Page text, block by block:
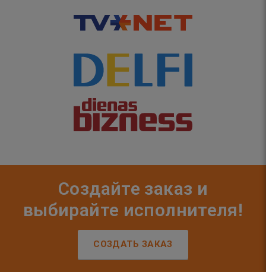
Создайте заказ и
выбирайте исполнителя!
СОЗДАТЬ ЗАКАЗ